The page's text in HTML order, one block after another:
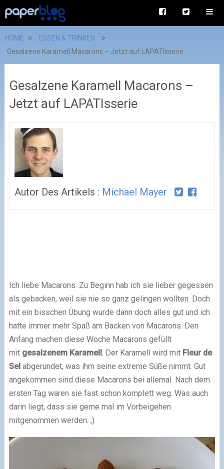
HOME
ESSEN & TRINKEN
Gesalzene Karamell Macarons – Jetzt auf LAPATIsserie
Gesalzene Karamell Macarons –
Jetzt auf LAPATIsserie
Autor Des Artikels : Michael Mayer
Ich liebe Macarons. Zu Beginn hab ich sie lieber gegessen
als gebacken, weil sie nie so ganz gelingen wollten. Doch
mit ein bisschen Übung wurde dann doch alles gut und ich
hatte immer mehr Spaß am Backen von Macarons. Den
Anfang machen diese Woche Macarons gefüllt
mit gesalzenem Karamell. Der Karamell wird mitFleur de
Selabgerundet, was ihm seine extreme Süße nimmt. Gut
angekommen sind diese Macarons bei allemal. Nach dem
ersten Tag waren sie fast schon komplett weg. Was auch
darin liegt, dass sie gerne mal im Vorbeigehen
mitgenommen werden. ;)